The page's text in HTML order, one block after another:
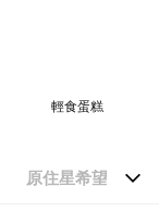
輕食蛋糕
原住星希望｜關